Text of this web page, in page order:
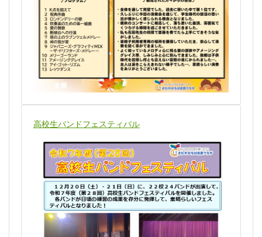
高校生バンドフェスティバル